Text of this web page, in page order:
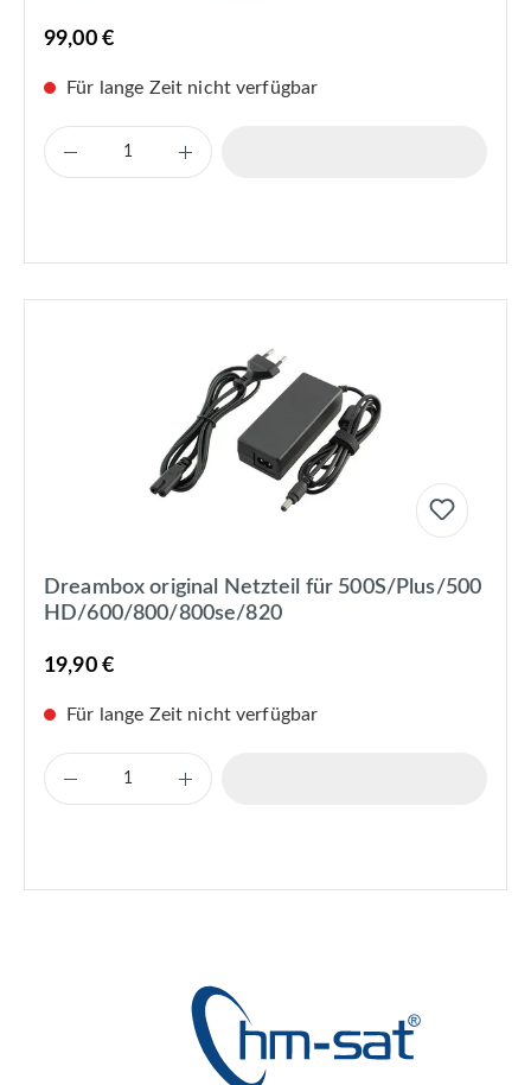
99,00 €
Für lange Zeit nicht verfügbar
Dreambox original Netzteil für 500S/Plus/500
HD/600/800/800se/820
19,90 €
Für lange Zeit nicht verfügbar